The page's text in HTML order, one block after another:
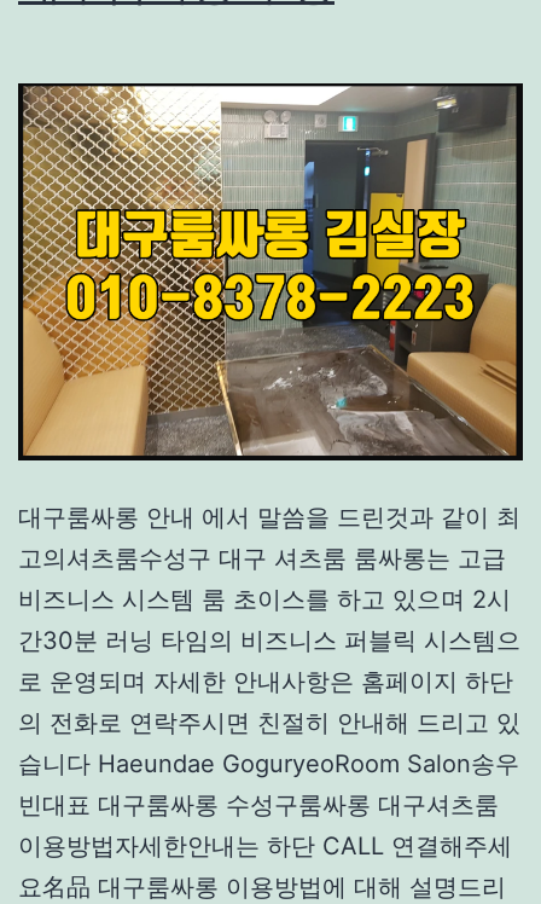
대구룸싸롱 안내 에서 말씀을 드린것과 같이 최
고의셔츠룸수성구 대구 셔츠룸 룸싸롱는 고급
비즈니스 시스템 룸 초이스를 하고 있으며 2시
간30분 러닝 타임의 비즈니스 퍼블릭 시스템으
로 운영되며 자세한 안내사항은 홈페이지 하단
의 전화로 연락주시면 친절히 안내해 드리고 있
습니다 Haeundae GoguryeoRoom Salon‌송우
빈대표 대구룸싸롱 수성구룸싸롱 대구셔츠룸
이용방법자세한안내는 하단 CALL 연결해주세
요名品 대구룸싸롱 이용방법에 대해 설명드리